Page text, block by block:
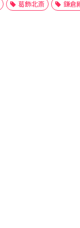
葛飾北斎 鎌倉